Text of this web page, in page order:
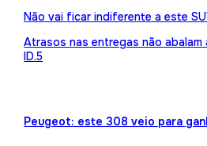
Não vai ficar indiferente a este
Atrasos nas entregas não
ID.5
Peugeot: este 308 veio para